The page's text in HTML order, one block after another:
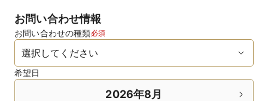
お問い合わせ情報
お問い合わせの種類必須
希望日
2026年8月